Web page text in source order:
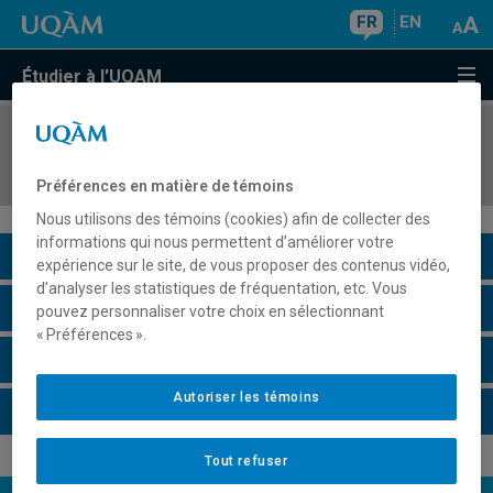
FR EN
Étudier à l'UQAM
COURS//
Description du cours
Horaire - Été 2026
Préférences en matière de témoins
Nous utilisons des témoins (cookies) afin de collecter des
informations qui nous permettent d’améliorer votre
expérience sur le site, de vous proposer des contenus vidéo,
d’analyser les statistiques de fréquentation, etc. Vous
pouvez personnaliser votre choix en sélectionnant
« Préférences ».
Tout refuser
Autoriser les témoins